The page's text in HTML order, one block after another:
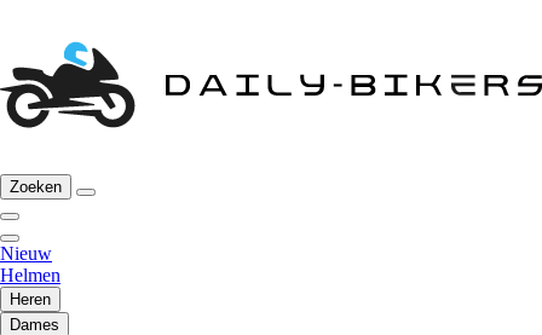
Zoeken
Nieuw
Helmen
Heren
Dames